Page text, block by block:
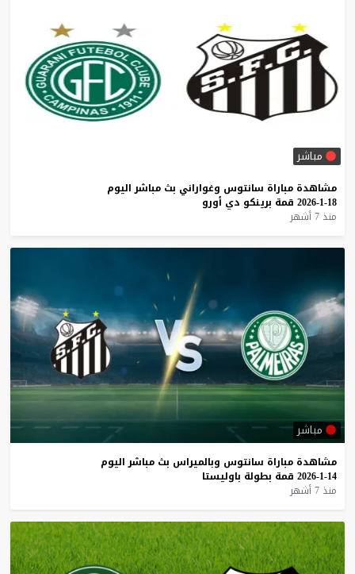
مباشر
مشاهدة مباراة سانتوس وغواراني بث مباشر اليوم
18-1-2026
قمة برينكو دي أورو
منذ 7 أشهر
مباشر
مشاهدة مباراة سانتوس وبالميراس بث مباشر اليوم
14-1-2026
قمة بطولة باوليستا
منذ 7 أشهر